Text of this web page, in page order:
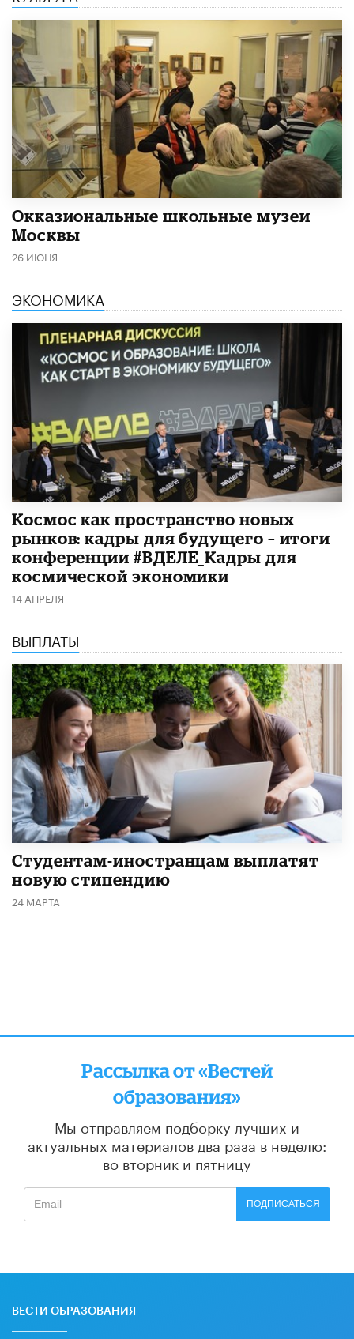
​Окказиональные школьные музеи
Москвы
26 ИЮНЯ
ЭКОНОМИКА
Космос как пространство новых
рынков: кадры для будущего – итоги
конференции #ВДЕЛЕ_Кадры для
космической экономики
14 АПРЕЛЯ
ВЫПЛАТЫ
Студентам-иностранцам выплатят
новую стипендию
24 МАРТА
Рассылка от «Вестей
образования»
Мы отправляем подборку лучших и
актуальных материалов два раза в неделю:
во вторник и пятницу
ПОДПИСАТЬСЯ
ВЕСТИ ОБРАЗОВАНИЯ